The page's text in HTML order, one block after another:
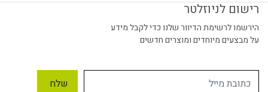
רישום לניוזלטר
הירשמו לרשימת הדיוור שלנו כדי לקבל מידע
על מבצעים מיוחדים ומוצרים חדשים